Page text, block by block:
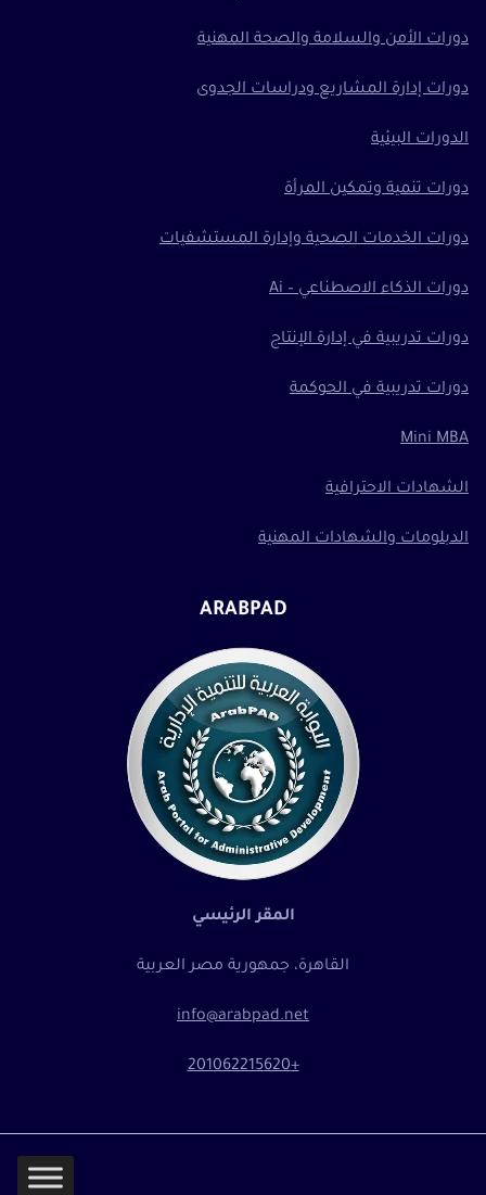
دورات الأمن والسلامة والصحة المهنية
دورات إدارة المشاريع ودراسات الجدوى
الدورات البيئية
دورات تنمية وتمكين المرأة
دورات الخدمات الصحية وإدارة المستشفيات
دورات الذكاء الاصطناعي – Ai
دورات تدريبية في إدارة الإنتاج
دورات تدريبية في الحوكمة
Mini MBA
الشهادات الاحترافية
الدبلومات والشهادات المهنية
ARABPAD
المقر الرئيسي
القاهرة، جمهورية مصر العربية
info@arabpad.net
+201062215620